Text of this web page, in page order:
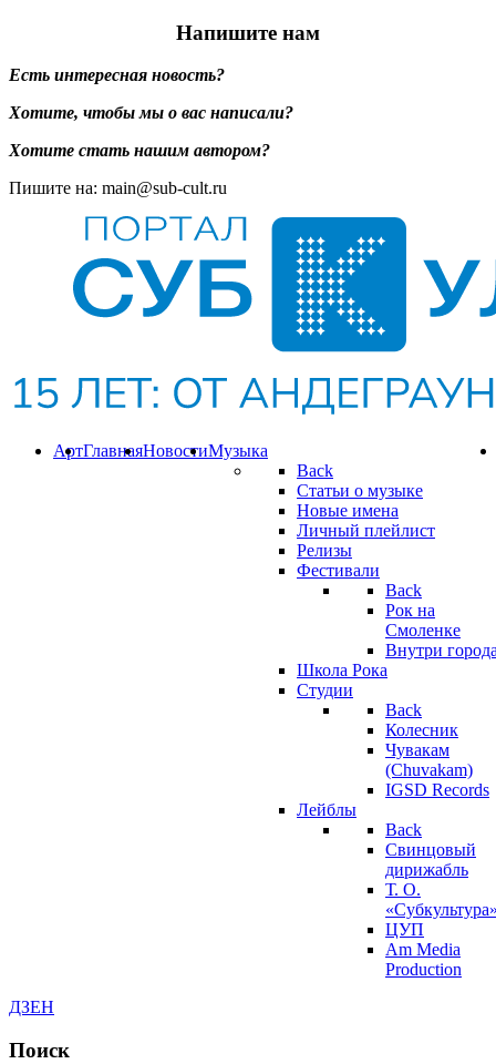
Напишите нам
Есть интересная новость?
Хотите, чтобы мы о вас написали?
Хотите стать нашим автором?
Пишите на: main@sub-cult.ru
Музыка
Back
Статьи о музыке
Новые имена
Личный плейлист
Релизы
Фестивали
Back
Рок на
Смоленке
Внутри
Школа Рока
Студии
Back
Колесник
Чувакам
(Chuvakam)
IGSD Records
Лейблы
Back
Свинцовый
дирижабль
Т. О.
ЦУП
Am Media
Production
Новости
Главная
Арт
ДЗЕН
Поиск